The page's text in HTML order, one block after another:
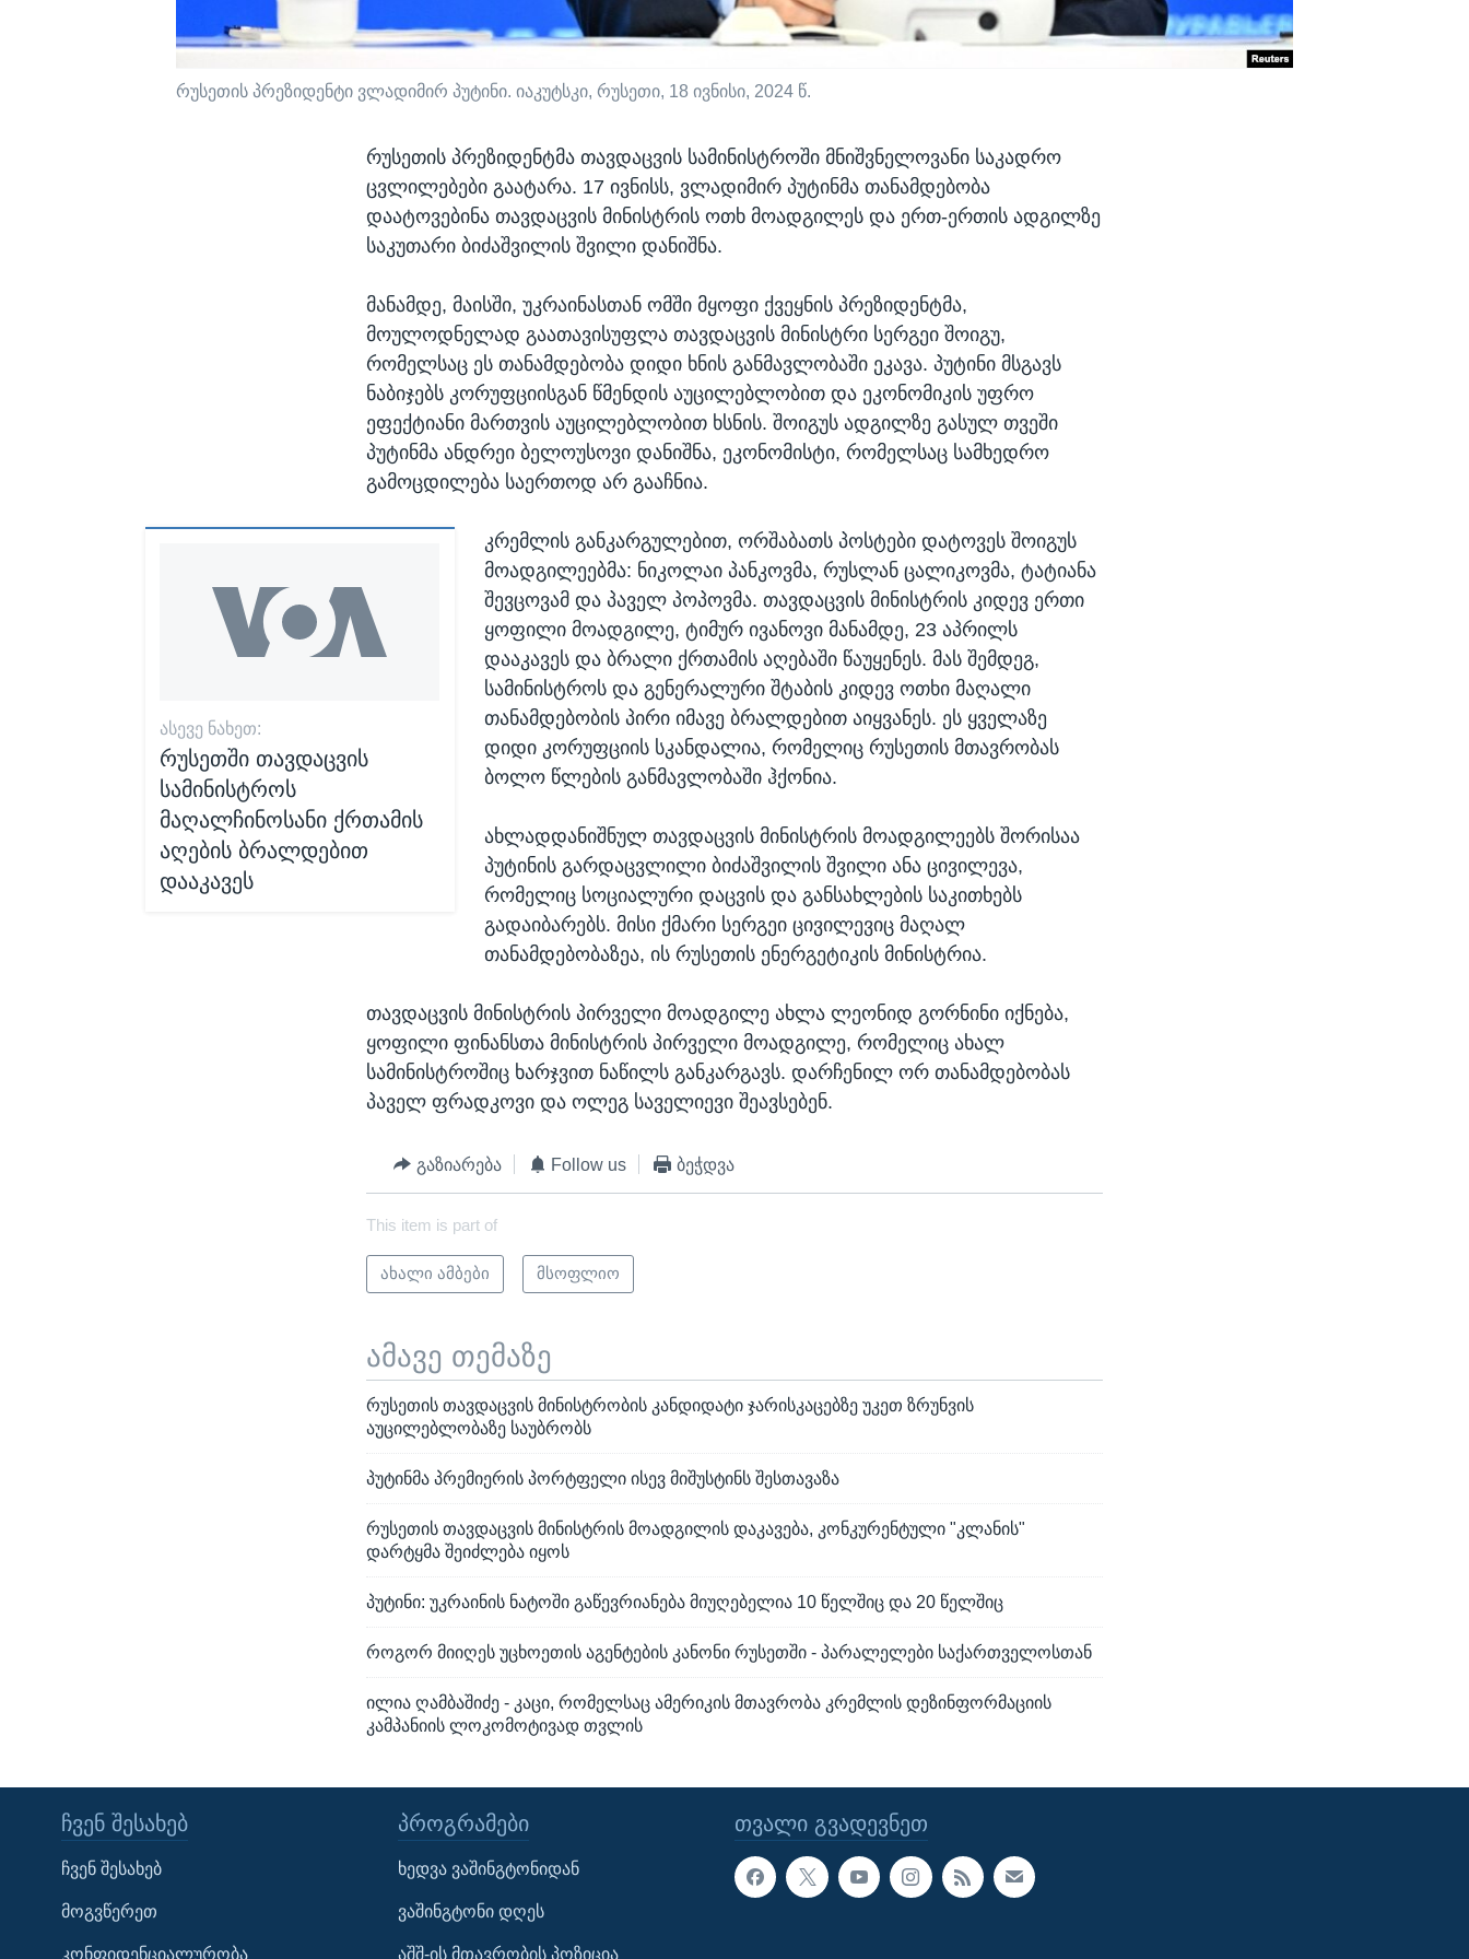
Learning English
ᲗᲕᲐᲚᲘ ᲒᲕᲐᲓᲔᲕᲜᲔᲗ
რუსეთის პრეზიდენტი ვლადიმირ პუტინი. იაკუტსკი, რუსეთი, 18 ივნისი, 2024 წ.
რუსეთის პრეზიდენტმა თავდაცვის სამინისტროში მნიშვნელოვანი საკადრო
ცვლილებები გაატარა. 17 ივნისს, ვლადიმირ პუტინმა თანამდებობა
დაატოვებინა თავდაცვის მინისტრის ოთხ მოადგილეს და ერთ-ერთის ადგილზე
საკუთარი ბიძაშვილის შვილი დანიშნა.
მანამდე, მაისში, უკრაინასთან ომში მყოფი ქვეყნის პრეზიდენტმა,
მოულოდნელად გაათავისუფლა თავდაცვის მინისტრი სერგეი შოიგუ,
რომელსაც ეს თანამდებობა დიდი ხნის განმავლობაში ეკავა. პუტინი მსგავს
ნაბიჯებს კორუფციისგან წმენდის აუცილებლობით და ეკონომიკის უფრო
ეფექტიანი მართვის აუცილებლობით ხსნის. შოიგუს ადგილზე გასულ თვეში
პუტინმა ანდრეი ბელოუსოვი დანიშნა, ეკონომისტი, რომელსაც სამხედრო
გამოცდილება საერთოდ არ გააჩნია.
ᲐᲡᲔᲕᲔ ᲜᲐᲮᲔᲗ:
რუსეთში თავდაცვის
სამინისტროს
მაღალჩინოსანი ქრთამის
აღების ბრალდებით
დააკავეს
კრემლის განკარგულებით, ორშაბათს პოსტები დატოვეს შოიგუს
მოადგილეებმა: ნიკოლაი პანკოვმა, რუსლან ცალიკოვმა, ტატიანა
შევცოვამ და პაველ პოპოვმა. თავდაცვის მინისტრის კიდევ ერთი
ყოფილი მოადგილე, ტიმურ ივანოვი მანამდე, 23 აპრილს
დააკავეს და ბრალი ქრთამის აღებაში წაუყენეს. მას შემდეგ,
სამინისტროს და გენერალური შტაბის კიდევ ოთხი მაღალი
თანამდებობის პირი იმავე ბრალდებით აიყვანეს. ეს ყველაზე
დიდი კორუფციის სკანდალია, რომელიც რუსეთის მთავრობას
ბოლო წლების განმავლობაში ჰქონია.
ახლადდანიშნულ თავდაცვის მინისტრის მოადგილეებს შორისაა
პუტინის გარდაცვლილი ბიძაშვილის შვილი ანა ცივილევა,
რომელიც სოციალური დაცვის და განსახლების საკითხებს
გადაიბარებს. მისი ქმარი სერგეი ცივილევიც მაღალ
თანამდებობაზეა, ის რუსეთის ენერგეტიკის მინისტრია.
თავდაცვის მინისტრის პირველი მოადგილე ახლა ლეონიდ გორნინი იქნება,
ყოფილი ფინანსთა მინისტრის პირველი მოადგილე, რომელიც ახალ
სამინისტროშიც ხარჯვით ნაწილს განკარგავს. დარჩენილ ორ თანამდებობას
პაველ ფრადკოვი და ოლეგ საველიევი შეავსებენ.
გაზიარება Follow us ბეჭდვა
This item is part of
ახალი ამბები მსოფლიო
ამავე თემაზე
რუსეთის თავდაცვის მინისტრობის კანდიდატი ჯარისკაცებზე უკეთ ზრუნვის
აუცილებლობაზე საუბრობს
პუტინმა პრემიერის პორტფელი ისევ მიშუსტინს შესთავაზა
რუსეთის თავდაცვის მინისტრის მოადგილის დაკავება, კონკურენტული "კლანის"
დარტყმა შეიძლება იყოს
პუტინი: უკრაინის ნატოში გაწევრიანება მიუღებელია 10 წელშიც და 20 წელშიც
როგორ მიიღეს უცხოეთის აგენტების კანონი რუსეთში - პარალელები საქართველოსთან
ილია ღამბაშიძე - კაცი, რომელსაც ამერიკის მთავრობა კრემლის დეზინფორმაციის
კამპანიის ლოკომოტივად თვლის
ᲗᲕᲐᲚᲘ ᲒᲕᲐᲓᲔᲕᲜᲔᲗ
ᲩᲕᲔᲜ ᲨᲔᲡᲐᲮᲔᲑ
ჩვენ შესახებ
მოგვწერეთ
კონფიდენციალურობა
ᲞᲠᲝᲒᲠᲐᲛᲔᲑᲘ
ხედვა ვაშინგტონიდან
ვაშინგტონი დღეს
აშშ-ის მთავრობის პოზიცია